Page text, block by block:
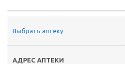
Выбрать аптеку